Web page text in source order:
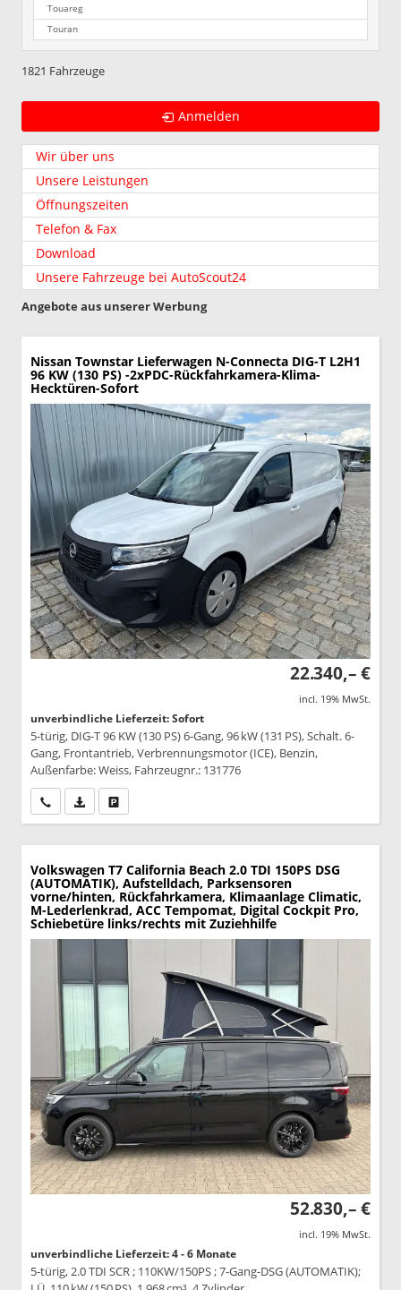
Touareg
Touran
1821 Fahrzeuge
Anmelden
Wir über uns
Unsere Leistungen
Öffnungszeiten
Telefon & Fax
Download
Unsere Fahrzeuge bei AutoScout24
Angebote aus unserer Werbung
Nissan Townstar Lieferwagen N-Connecta DIG-T L2H1
96 KW (130 PS) -2xPDC-Rückfahrkamera-Klima-
Hecktüren-Sofort
22.340,– €
incl. 19% MwSt.
unverbindliche Lieferzeit: Sofort
5-türig, DIG-T 96 KW (130 PS) 6-Gang, 96 kW (131 PS), Schalt. 6-
Gang, Frontantrieb, Verbrennungsmotor (ICE), Benzin,
Außenfarbe: Weiss, Fahrzeugnr.: 131776
Wir rufen Sie anPDF-Datei, Fahrzeugexposé drucken
Volkswagen T7 California Beach 2.0 TDI 150PS DSG
(AUTOMATIK), Aufstelldach, Parksensoren
vorne/hinten, Rückfahrkamera, Klimaanlage Climatic,
M-Lederlenkrad, ACC Tempomat, Digital Cockpit Pro,
Schiebetüre links/rechts mit Zuziehhilfe
52.830,– €
incl. 19% MwSt.
unverbindliche Lieferzeit: 4 - 6 Monate
5-türig, 2.0 TDI SCR ; 110KW/150PS ; 7-Gang-DSG (AUTOMATIK);